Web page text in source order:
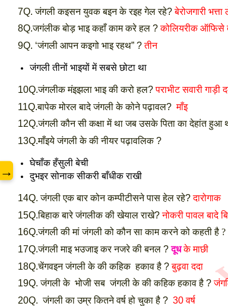
7Q. जंगली कइसन युवक बइन के रइह गेल रहे?बेरोजगारी भत्ता
8Q.जगंलीक बोड़ भाइ कहाँ काम करे हल ?कोलियरीक ऑफिसे
9Q. ‘जंगली आपन कइगो भाइ रहथ” ?तीन
जंगली तीनों भाइयों में सबसे छोटा था
10Q.जंगलीक मंइझला भाइ की करो हल?पराभीट सवारी गाड़ी
11Q.बापेक मोरल बादे जंगली के कोने पढ़ावल? माँइ
12Q.जंगली कौन सी कक्षा में था जब उसके पिता का देहांत हुआ
13Q.माँइये जंगली के की नीयर पढ़ावलिक ?
घेचाँक हँसुली बेची
दुभइर सोनाक सीकरी बाँधीक राखी
14Q. जंगली एक बार कोन कम्पीटीसने पास हेल रहे?दारोगाक
15Q.बिहाक बारे जंगलीक की खेयाल राखे?नोकरी पावल बादे
16Q.जंगलीकी मांजंगलीको कौन सा काम करने को कहती है
17Q.जंगली माइ भउजाइ कर नजरे की बनल ?दूधके माछी
18Q.चेंगवइन जंगली के की कहिक हकाव है ?बुढ़वा ददा
19Q. जंगली के भोजी सब जंगली के की कहिक हकाव है ?
20Q. जंगली का उम्र कितने वर्ष हो चुका है ? 30 वर्ष
→